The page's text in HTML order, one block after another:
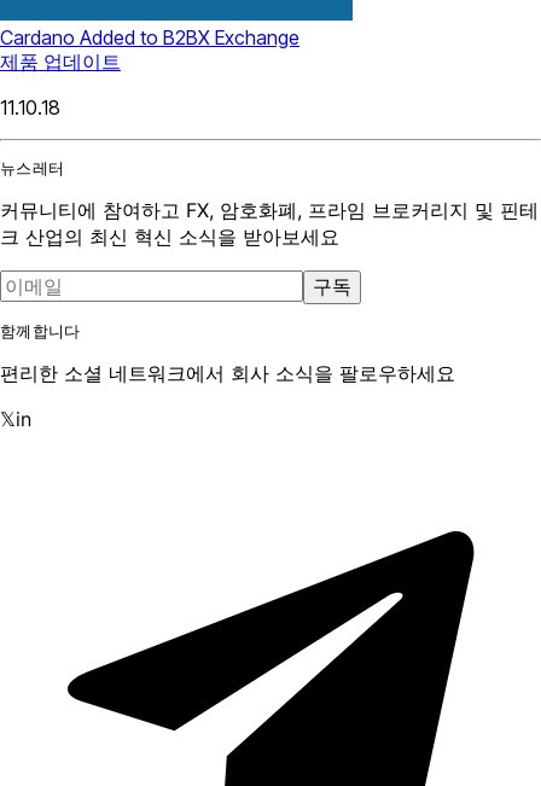
Cardano Added to B2BX Exchange
제품 업데이트
11.10.18
뉴스레터
커뮤니티에 참여하고 FX, 암호화폐, 프라임 브로커리지 및 핀테
크 산업의 최신 혁신 소식을 받아보세요
구독
함께합니다
편리한 소셜 네트워크에서 회사 소식을 팔로우하세요
𝕏in